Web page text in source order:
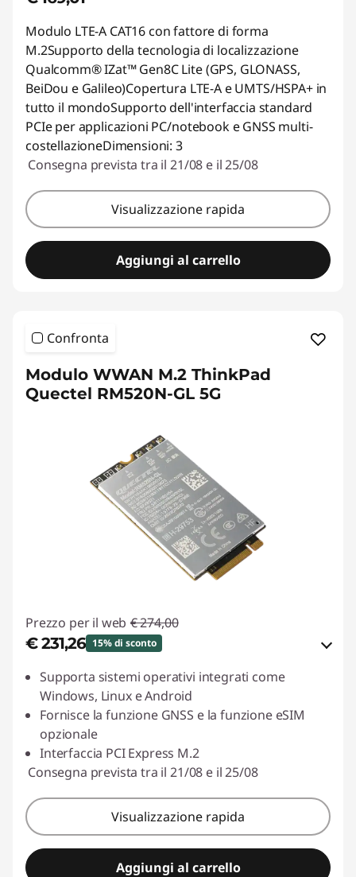
Modulo LTE-A CAT16 con fattore di forma
M.2Supporto della tecnologia di localizzazione
Qualcomm® IZat™ Gen8C Lite (GPS, GLONASS,
BeiDou e Galileo)Copertura LTE-A e UMTS/HSPA+ in
tutto il mondoSupporto dell'interfaccia standard
PCIe per applicazioni PC/notebook e GNSS multi-
costellazioneDimensioni: 3
Consegna prevista tra il 21/08 e il 25/08
Visualizzazione rapida
Aggiungi al carrello
Confronta
Modulo WWAN M.2 ThinkPad
Quectel RM520N-GL 5G
Prezzo per il web € 274,00
€ 231,26 15% di sconto
Risparmi eCoupon :-€ 42,74
Usa il coupon :ESTATE
Supporta sistemi operativi integrati come
Windows, Linux e Android
Fornisce la funzione GNSS e la funzione eSIM
opzionale
Interfaccia PCI Express M.2
Consegna prevista tra il 21/08 e il 25/08
Visualizzazione rapida
Aggiungi al carrello